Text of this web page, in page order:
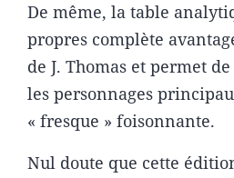
De même, la table
propres complète
de J. Thomas et permet
les personnages
« fresque » foisonnante.
Nul doute que cette